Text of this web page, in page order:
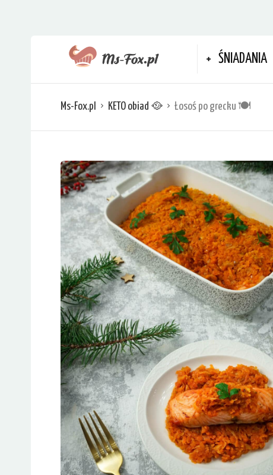
ŚNIADANIA
Ms-Fox.pl KETO obiad 🥘 Łosoś po grecku 🍽